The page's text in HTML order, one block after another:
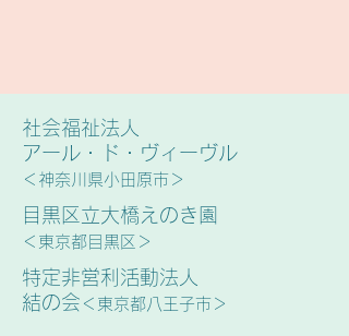
社会福祉法人
アール・ド・ヴィーヴル
​＜神奈川県小田原市＞
目黒区立大橋えのき園
​＜東京都目黒区＞
特定非営利活動法人
結の会 ＜東京都八王子市＞